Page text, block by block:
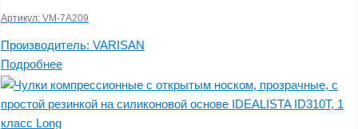
Артикул: VM-7А209
Производитель: VARISAN
Подробнее